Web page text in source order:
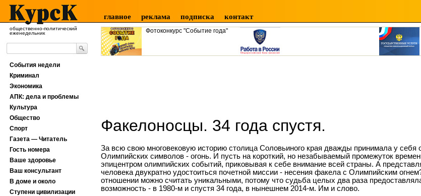
общественно-политический
еженедельник
главное реклама подписка контакт
Фотоконкурс "Событие года"
Факелоносцы. 34 года спустя.
За всю свою многовековую историю столица Соловьиного края дважды принимала у себя
Олимпийских символов - огонь. И пусть на короткий, но незабываемый промежуток
эпицентром олимпийских событий, приковывая к себе внимание всей страны. А
человека двукратно удостоиться почетной миссии - несения факела с Олимпийским
отношении можно считать уникальными, потому что судьба целых два раза
возможность - в 1980-м и спустя 34 года, в нынешнем 2014-м. Им и слово.
События недели
Криминал
Экономика
АПК: дела и проблемы
Культура
Общество
Спорт
Газета — Читатель
Гость номера
Ваше здоровье
Ваш консультант
В доме и около
Ступени цивилизации